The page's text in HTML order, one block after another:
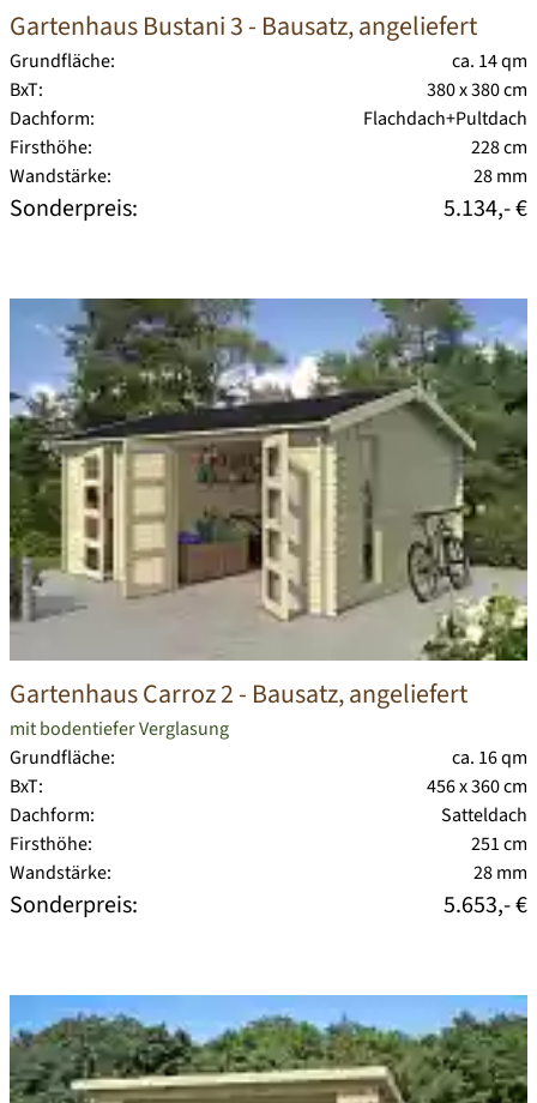
Gartenhaus Bustani 3- Bausatz, angeliefert
Grundfläche:
ca. 14 qm
BxT:
380 x 380 cm
Dachform:
Flachdach+Pultdach
Firsthöhe:
228 cm
Wandstärke:
28 mm
Sonderpreis: 5.134,- €
Gartenhaus Carroz 2- Bausatz, angeliefert
mit bodentiefer Verglasung
Grundfläche:
ca. 16 qm
BxT:
456 x 360 cm
Dachform:
Satteldach
Firsthöhe:
251 cm
Wandstärke:
28 mm
Sonderpreis: 5.653,- €